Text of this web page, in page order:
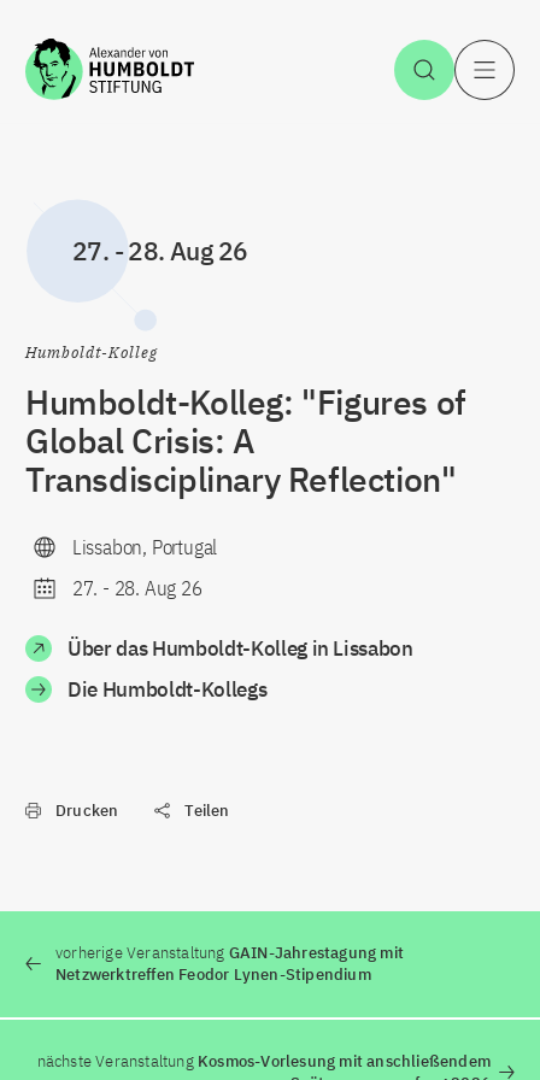
Zum Inhalt springen Suche
27. -28. Aug 26
Humboldt-Kolleg
Humboldt-Kolleg: "Figures of
Global Crisis: A
Transdisciplinary Reflection"
Lissabon, Portugal
27. - 28. Aug 26
Über das Humboldt-Kolleg in Lissabon
Die Humboldt-Kollegs
Drucken Teilen
vorherige Veranstaltung GAIN-Jahrestagung mit
Netzwerktreffen Feodor Lynen-Stipendium
nächste VeranstaltungKosmos-Vorlesung mit anschließendem